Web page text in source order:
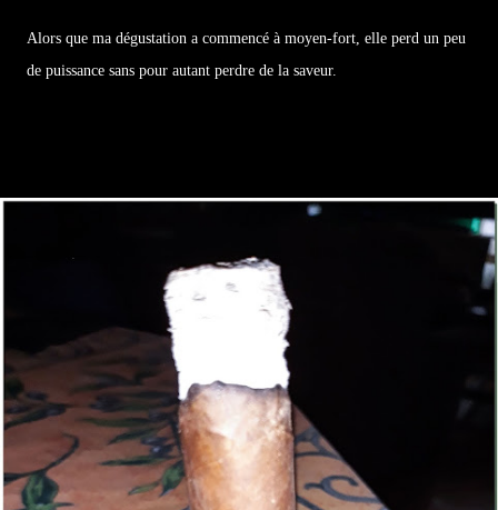
Alors que ma dégustation a commencé à moyen-fort, elle perd un peu
de puissance sans pour autant perdre de la saveur.